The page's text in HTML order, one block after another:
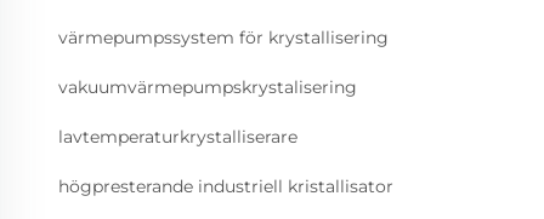
värmepumpssystem för krystallisering
vakuumvärmepumpskrystalisering
lavtemperaturkrystalliserare
högpresterande industriell kristallisator